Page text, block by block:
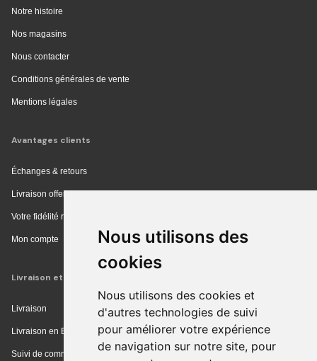
Nous utilisons des
cookies
Nous utilisons des cookies et
d'autres technologies de suivi
pour améliorer votre expérience
de navigation sur notre site, pour
Notre histoire
Nos magasins
Nous contacter
Conditions générales de vente
Mentions légales
Avantages clients
Échanges & retours
Livraison offerte en magasin
Votre fidélité récompensée
Mon compte
Livraison et achat
Livraison
Livraison en Europe
Suivi de commande